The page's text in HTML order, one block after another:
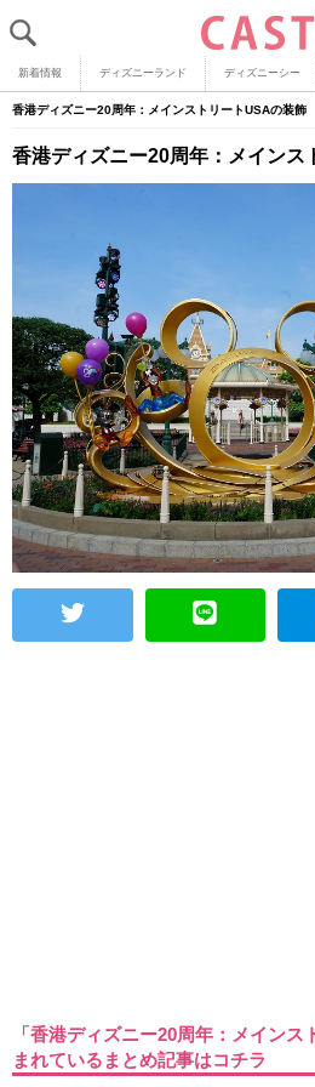
新着情報 ディズニーランド ディズニーシー
香港ディズニー20周年：メインストリートUSAの装飾
香港ディズニー20周年：メインス
「香港ディズニー20周年：メイン
まれているまとめ記事はコチラ